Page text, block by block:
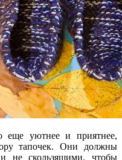
еще уютнее и приятнее,
тапочек. Они должны
не скользящими, чтобы